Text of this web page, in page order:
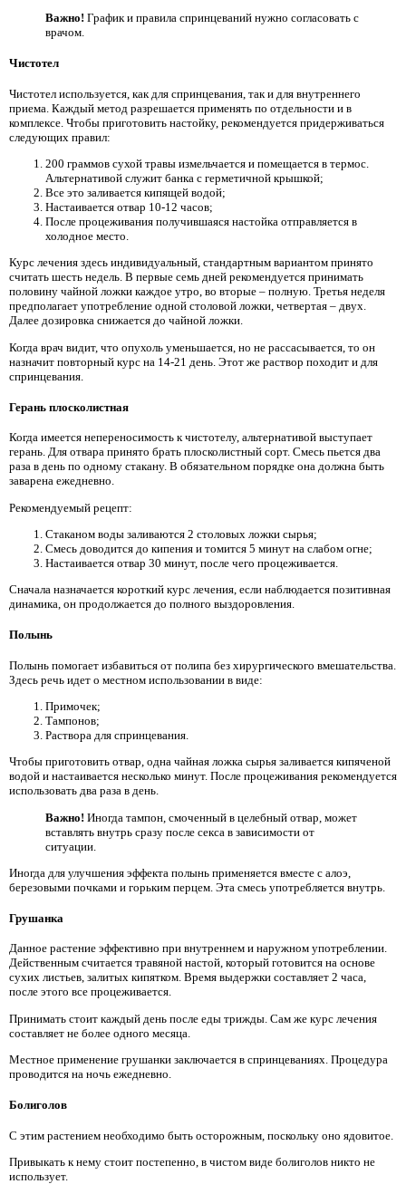
Важно! График и правила спринцеваний нужно согласовать с
врачом.
Чистотел
Чистотел используется, как для спринцевания, так и для внутреннего
приема. Каждый метод разрешается применять по отдельности и в
комплексе. Чтобы приготовить настойку, рекомендуется придерживаться
следующих правил:
200 граммов сухой травы измельчается и помещается в термос.
Альтернативой служит банка с герметичной крышкой;
Все это заливается кипящей водой;
Настаивается отвар 10-12 часов;
После процеживания получившаяся настойка отправляется в
холодное место.
Курс лечения здесь индивидуальный, стандартным вариантом принято
считать шесть недель. В первые семь дней рекомендуется принимать
половину чайной ложки каждое утро, во вторые – полную. Третья неделя
предполагает употребление одной столовой ложки, четвертая – двух.
Далее дозировка снижается до чайной ложки.
Когда врач видит, что опухоль уменьшается, но не рассасывается, то он
назначит повторный курс на 14-21 день. Этот же раствор походит и для
спринцевания.
Герань плосколистная
Когда имеется непереносимость к чистотелу, альтернативой выступает
герань. Для отвара принято брать плосколистный сорт. Смесь пьется два
раза в день по одному стакану. В обязательном порядке она должна быть
заварена ежедневно.
Рекомендуемый рецепт:
Стаканом воды заливаются 2 столовых ложки сырья;
Смесь доводится до кипения и томится 5 минут на слабом огне;
Настаивается отвар 30 минут, после чего процеживается.
Сначала назначается короткий курс лечения, если наблюдается позитивная
динамика, он продолжается до полного выздоровления.
Полынь
Полынь помогает избавиться от полипа без хирургического вмешательства.
Здесь речь идет о местном использовании в виде:
Примочек;
Тампонов;
Раствора для спринцевания.
Чтобы приготовить отвар, одна чайная ложка сырья заливается кипяченой
водой и настаивается несколько минут. После процеживания рекомендуется
использовать два раза в день.
Важно! Иногда тампон, смоченный в целебный отвар, может
вставлять внутрь сразу после секса в зависимости от
ситуации.
Иногда для улучшения эффекта полынь применяется вместе с алоэ,
березовыми почками и горьким перцем. Эта смесь употребляется внутрь.
Грушанка
Данное растение эффективно при внутреннем и наружном употреблении.
Действенным считается травяной настой, который готовится на основе
сухих листьев, залитых кипятком. Время выдержки составляет 2 часа,
после этого все процеживается.
Принимать стоит каждый день после еды трижды. Сам же курс лечения
составляет не более одного месяца.
Местное применение грушанки заключается в спринцеваниях. Процедура
проводится на ночь ежедневно.
Болиголов
С этим растением необходимо быть осторожным, поскольку оно ядовитое.
Привыкать к нему стоит постепенно, в чистом виде болиголов никто не
использует.